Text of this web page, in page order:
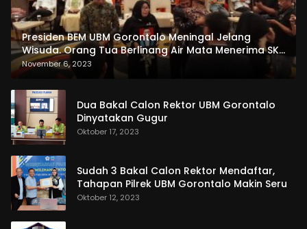
Presiden BEM UBM Gorontalo Meningal Jelang
Wisuda. Orang Tua Berlinang Air Mata Menerima SKL
dan Pemasangan Salempang
November 6, 2023
Dua Bakal Calon Rektor UBM Gorontalo
Dinyatakan Gugur
Oktober 17, 2023
Sudah 3 Bakal Calon Rektor Mendaftar,
Tahapan Pilrek UBM Gorontalo Makin Seru
Oktober 12, 2023